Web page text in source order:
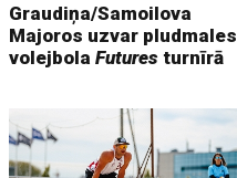
Graudiņa/Samoilova
Majoros uzvar pludmales
volejbolaFutures turnīrā